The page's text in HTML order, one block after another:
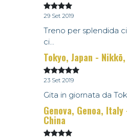
29 Set 2019
Treno per splendida
ci...
Tokyo, Japan -
23 Set 2019
Gita in giornata da
Genova, Genoa,
China